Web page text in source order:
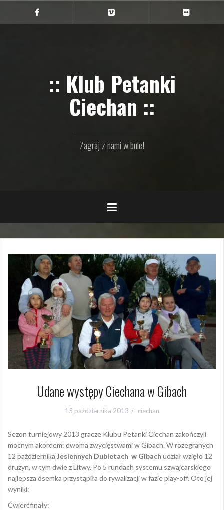
treści
Ciechan
na
na
na
:: Klub Petanki
Ciechan ::
Zagraj z nami w bule!
Udane występy Ciechana w Gibach
15 października 2013 ciechan
Sezon turniejowy 2013 gracze Klubu Petanki Ciechan zakończyli
mocnym akordem: dwoma zwycięstwami w Gibach. W rozegranych
12 października Jesiennych Dubletach w Gibach udział wzięło 12
drużyn, w tym dwie z Litwy. Po 5 rundach systemu szwajcarskiego
najlepsza ósemka przystąpiła do rywalizacji w fazie play-off. Oto jej
wyniki:
Ćwierćfinały: